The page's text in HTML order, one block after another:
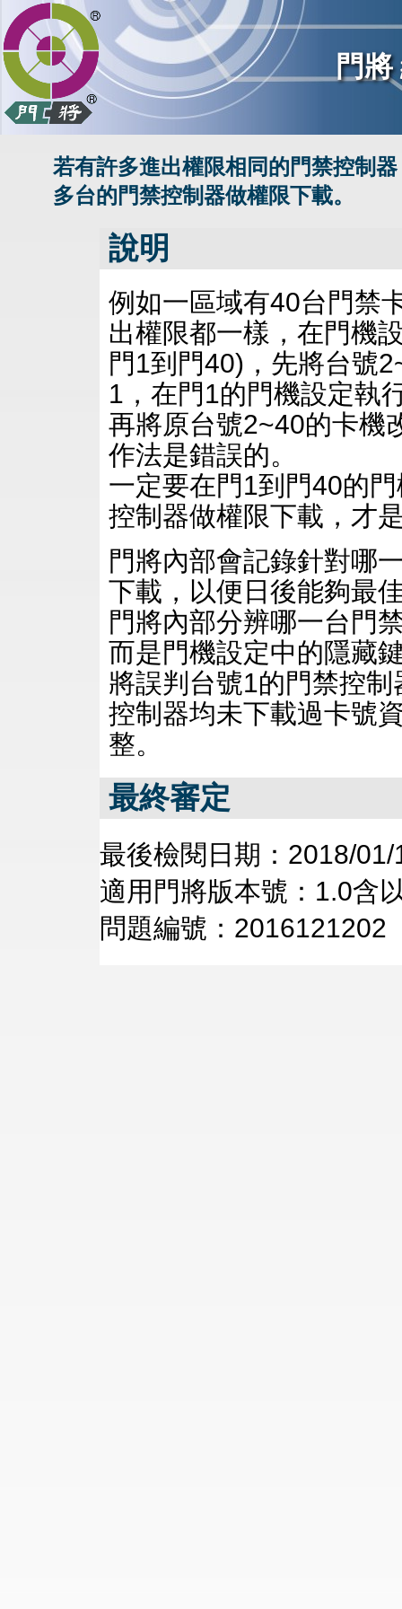
門
若有許多進出權限相同的門禁控制
多台的門禁控制器做權限下載。
說明
例如一區域有40台門禁
出權限都一樣，在門機
門1到門40)，先將台號
1，在門1的門機設定執
再將原台號2~40的卡機
作法是錯誤的。
一定要在門1到門40的
控制器做權限下載，才
門將內部會記錄針對哪
下載，以便日後能夠最
門將內部分辨哪一台門
而是門機設定中的隱藏
將誤判台號1的門禁控
控制器均未下載過卡號
整。
最終審定
最後檢閱日期：2018/01/
適用門將版本號：1.0含
問題編號：2016121202